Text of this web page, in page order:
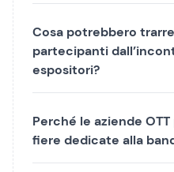
Cosa potrebbero
partecipanti
espositori?
Perché le aziende
fiere dedicate alla